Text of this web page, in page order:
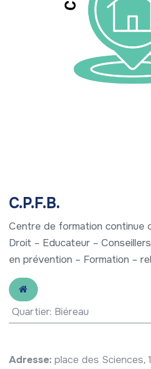
C.P.F.B.
Centre de formation continue
Droit – Educateur –
en prévention – Formation –
Quartier: Biéreau
Adresse: place des Sciences,